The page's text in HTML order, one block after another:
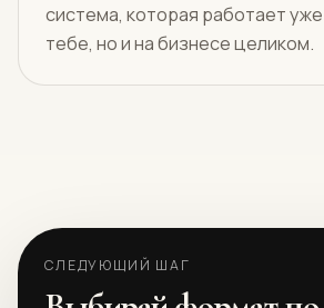
система, которая работает
тебе, но и на бизнесе целиком.
СЛЕДУЮЩИЙ ШАГ